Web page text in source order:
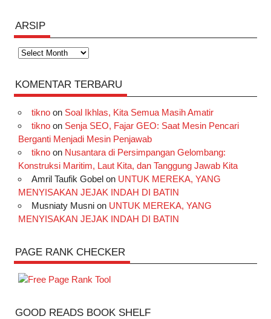
ARSIP
Arsip
KOMENTAR TERBARU
tiknoon Soal Ikhlas, Kita Semua Masih Amatir
tiknoon Senja SEO, Fajar GEO: Saat Mesin Pencari
Berganti Menjadi Mesin Penjawab
tiknoon Nusantara di Persimpangan Gelombang:
Konstruksi Maritim, Laut Kita, dan Tanggung Jawab Kita
Amril Taufik Gobelon UNTUK MEREKA, YANG
MENYISAKAN JEJAK INDAH DI BATIN
Musniaty Musnion UNTUK MEREKA, YANG
MENYISAKAN JEJAK INDAH DI BATIN
PAGE RANK CHECKER
GOOD READS BOOK SHELF